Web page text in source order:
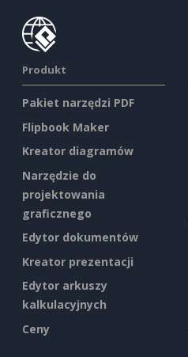
Produkt
Pakiet narzędzi PDF
Flipbook Maker
Kreator diagramów
Narzędzie do
projektowania
graficznego
Edytor dokumentów
Kreator prezentacji
Edytor arkuszy
kalkulacyjnych
Ceny